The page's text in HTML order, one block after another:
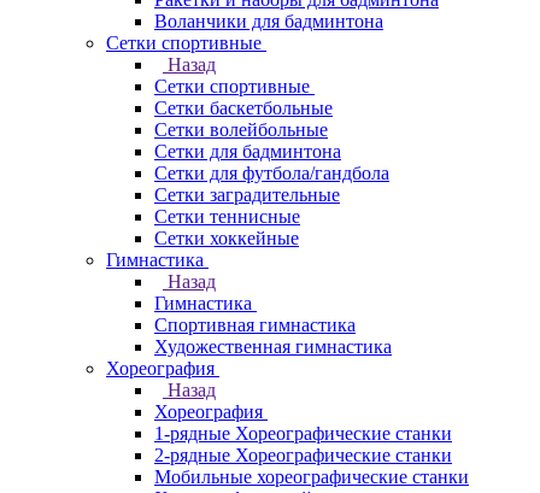
Воланчики для бадминтона
Сетки спортивные
Назад
Сетки спортивные
Сетки баскетбольные
Сетки волейбольные
Сетки для бадминтона
Сетки для футбола/гандбола
Сетки заградительные
Сетки теннисные
Сетки хоккейные
Гимнастика
Назад
Гимнастика
Спортивная гимнастика
Художественная гимнастика
Хореография
Назад
Хореография
1-рядные Хореографические станки
2-рядные Хореографические станки
Мобильные хореографические станки